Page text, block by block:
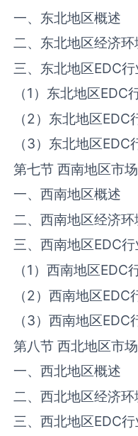
一、东北地区概述
二、东北地区经济
三、东北地区‌‌EDC‌‌
（1）东北地区‌‌EDC‌‌
（2）东北地区‌‌EDC‌‌
（3）东北地区‌‌
第七节 西南地区市
一、西南地区概述
二、西南地区经济
三、西南地区‌‌EDC‌‌
（1）西南地区‌‌EDC‌‌
（2）西南地区‌‌EDC‌‌
（3）西南地区‌‌
第八节 西北地区市
一、西北地区概述
二、西北地区经济
三、西北地区‌‌EDC‌‌